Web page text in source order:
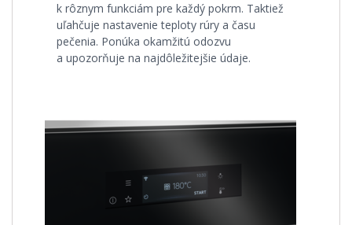
k rôznym funkciám pre každý pokrm. Taktiež
uľahčuje nastavenie teploty rúry a času
pečenia. Ponúka okamžitú odozvu
a upozorňuje na najdôležitejšie údaje.